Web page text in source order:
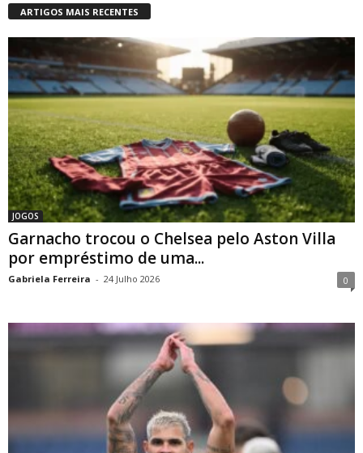
ARTIGOS MAIS RECENTES
JOGOS
Garnacho trocou o Chelsea pelo Aston Villa
por empréstimo de uma...
Gabriela Ferreira - 24 Julho 2026 0